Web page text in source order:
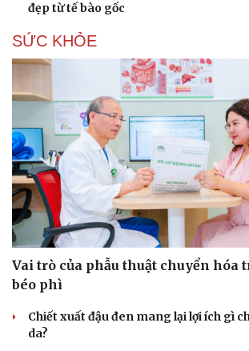
Du lịch
Tư vấn
check-in
Câu
Đọc truyện
Cửa sổ
Kể chuyện
Hạt giống
đẹp từ tế bào gốc
SỨC KHỎE
Vai trò của phẫu thuật chuyển hóa
béo phì
Chiết xuất đậu đen mang lại lợi ích gì
da?